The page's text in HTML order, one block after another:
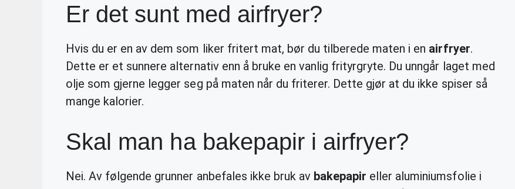
Er det sunt med airfryer?
Hvis du er en av dem som liker fritert mat, bør du tilberede maten i en airfryer.
Dette er et sunnere alternativ enn å bruke en vanlig frityrgryte. Du unngår laget med
olje som gjerne legger seg på maten når du friterer. Dette gjør at du ikke spiser så
mange kalorier.
Skal man ha bakepapir i airfryer?
Nei. Av følgende grunner anbefales ikke bruk av bakepapir eller aluminiumsfolie i